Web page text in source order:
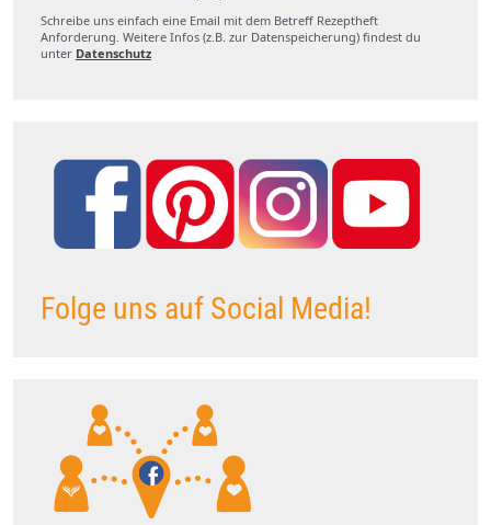
Schreibe uns einfach eine Email mit dem Betreff Rezeptheft
Anforderung. Weitere Infos (z.B. zur Datenspeicherung) findest du
unter Datenschutz
Folge uns auf Social Media!